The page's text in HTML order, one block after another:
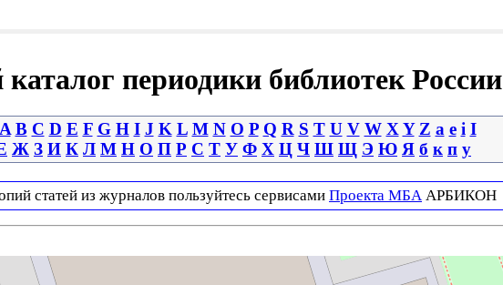
периодики библиотек России
A B C D E F G H I J K L M N O P Q R S T U V W X Y Z a e i І
Ж З И К Л М Н О П Р С Т У Ф Х Ц Ч Ш Щ Э Ю Я б к п у
статей из журналов пользуйтесь сервисами Проекта МБА АРБИКОН